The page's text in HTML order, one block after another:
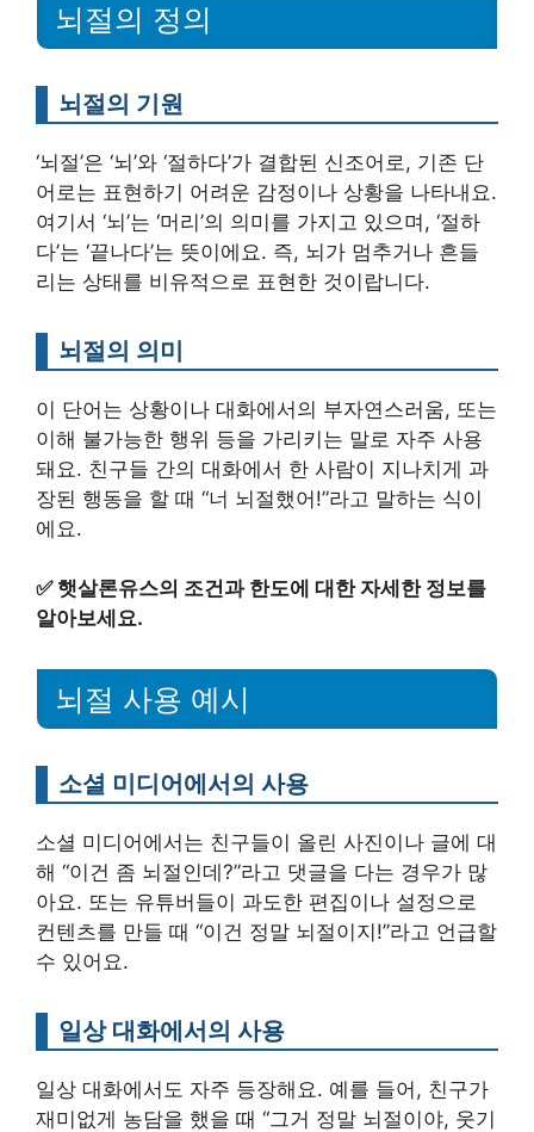
뇌절의 정의
뇌절의 기원
‘뇌절’은 ‘뇌’와 ‘절하다’가 결합된 신조어로, 기존 단
어로는 표현하기 어려운 감정이나 상황을 나타내요.
여기서 ‘뇌’는 ‘머리’의 의미를 가지고 있으며, ‘절하
다’는 ‘끝나다’는 뜻이에요. 즉, 뇌가 멈추거나 흔들
리는 상태를 비유적으로 표현한 것이랍니다.
뇌절의 의미
이 단어는 상황이나 대화에서의 부자연스러움, 또는
이해 불가능한 행위 등을 가리키는 말로 자주 사용
돼요. 친구들 간의 대화에서 한 사람이 지나치게 과
장된 행동을 할 때 “너 뇌절했어!”라고 말하는 식이
에요.
✅ 햇살론유스의 조건과 한도에 대한 자세한 정보를
알아보세요.
뇌절 사용 예시
소셜 미디어에서의 사용
소셜 미디어에서는 친구들이 올린 사진이나 글에 대
해 “이건 좀 뇌절인데?”라고 댓글을 다는 경우가 많
아요. 또는 유튜버들이 과도한 편집이나 설정으로
컨텐츠를 만들 때 “이건 정말 뇌절이지!”라고 언급할
수 있어요.
일상 대화에서의 사용
일상 대화에서도 자주 등장해요. 예를 들어, 친구가
재미없게 농담을 했을 때 “그거 정말 뇌절이야, 웃기